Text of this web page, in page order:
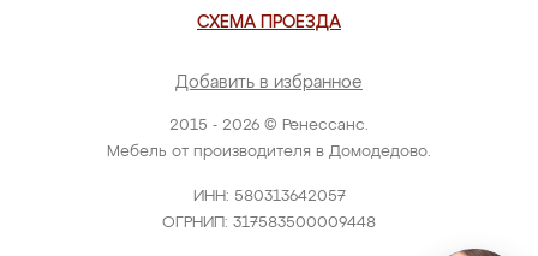
2015 - 2026 © Ренессанс.
Мебель от производителя в Домодедово.
ИНН: 580313642057
ОГРНИП: 317583500009448
СХЕМА ПРОЕЗДА
Добавить в избранное